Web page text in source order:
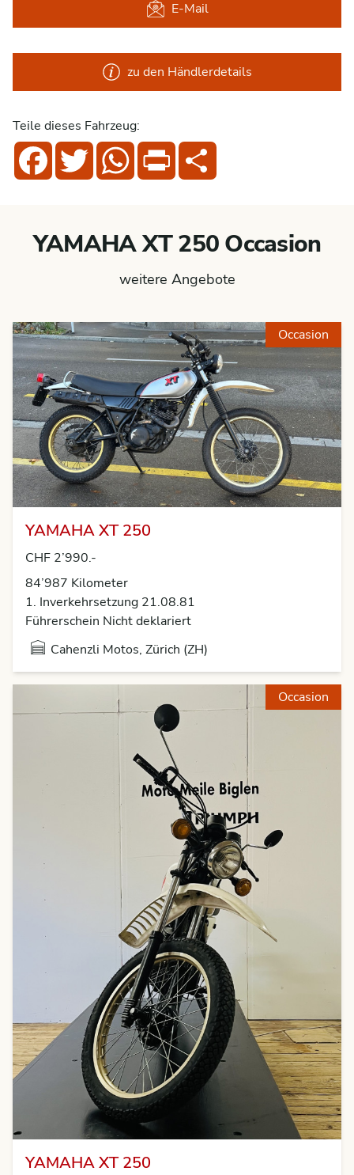
E-Mail
zu den Händlerdetails
Teile dieses Fahrzeug:
FacebookTwitterWhatsAppPrint
YAMAHA XT 250 Occasion
weitere Angebote
Occasion
YAMAHA XT 250
CHF 2’990.-
84’987 Kilometer
1. Inverkehrsetzung 21.08.81
Führerschein Nicht deklariert
Cahenzli Motos, Zürich (ZH)
Occasion
YAMAHA XT 250